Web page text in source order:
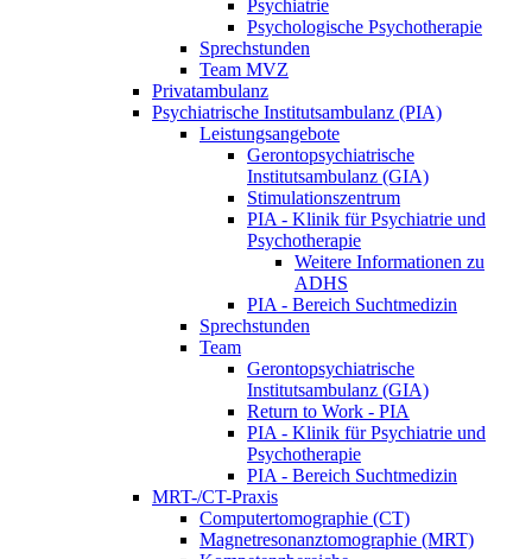
Psychiatrie
Psychologische Psychotherapie
Sprechstunden
Team MVZ
Privatambulanz
Psychiatrische Institutsambulanz (PIA)
Leistungsangebote
Gerontopsychiatrische
Institutsambulanz (GIA)
Stimulationszentrum
PIA - Klinik für Psychiatrie und
Psychotherapie
Weitere Informationen zu
ADHS
PIA - Bereich Suchtmedizin
Sprechstunden
Team
Gerontopsychiatrische
Institutsambulanz (GIA)
Return to Work - PIA
PIA - Klinik für Psychiatrie und
Psychotherapie
PIA - Bereich Suchtmedizin
MRT-/CT-Praxis
Computertomographie (CT)
Magnetresonanztomographie (MRT)